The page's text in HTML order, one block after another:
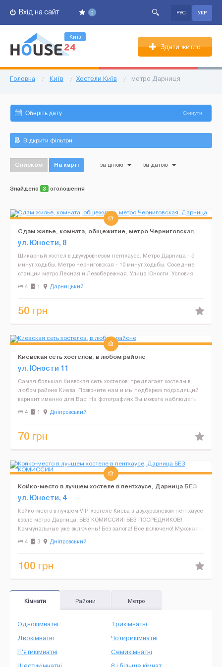
0
Вхід на сайт РУС УКР
Київ
Здати житло
Головна / Київ / Хостели Київ / метро Дарниця
Скинути
Відкрити фільтри
Списком На карті за ціною за датою
Знайдено 3 оголошення
Сдам жилье, комната, общежитие, метро Черниговская,
Дарница
ул. Юности, 8
Шикарный хостел в двухуровневом пентхаусе. Метро Дарница - 5
минут ходьбы. Метро Черниговская - 10 минут ходьбы. Соседние
станции метро Лесная и Левобережная. Улица Юности. Условия
проживания: Удобное...
4 1 Дарницький
50 грн
Киевская сеть хостелов, в любом районе
ул. Юности 11
Самая большая Киевская сеть хостелов, предлагает хостелы в
любом районе Киева. Позвоните нам и мы подберем подходящий
вариант именно для Вас! На фотографиях Вы можете наблюдать
один из наших хостелов. Фотографии на...
4 1 Дніпровський
70 грн
Койко-место в лучшем хостеле в пентхаусе, Дарница БЕЗ
КОМИССИИ
ул. Юности, 4
Койко-место в лучшем VIP-хостеле Киева в двухуровневом пентхаусе
возле метро Дарница! БЕЗ КОМИССИИ! БЕЗ ПОСРЕДНИКОВ!
Коммунальные уже включены! Без залога! Все включено! Мужская и
женская комнаты отдельно! Месторас...
4 3 Дніпровський
100 грн
Кімнати Райони Метро
Однокімнатні
Двокімнатні
Трикімнатні
Чотирикімнатні
П'ятикімнатні
Семикімнатні